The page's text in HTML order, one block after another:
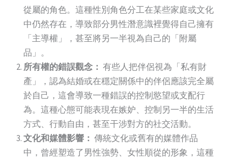
從屬的角色。這種性別角色分工在某些家庭或文化
中仍然存在，導致部分男性潛意識裡覺得自己擁有
「主導權」，甚至將另一半視為自己的「附屬
品」。
所有權的錯誤觀念： 有些人把伴侶視為「私有財
產」，認為結婚或在穩定關係中的伴侶應該完全屬
於自己，這會導致一種錯誤的控制慾望或支配行
為。這種心態可能表現在嫉妒、控制另一半的生活
方式、行動自由，甚至干涉對方的社交活動。
文化和媒體影響： 傳統文化或舊有的媒體作品
中，曾經塑造了男性強勢、女性順從的形象，這種